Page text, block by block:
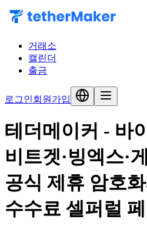
거래소
캘린더
출금
로그인회원가입
테더메이커 - 바
비트겟·빙엑스·
공식 제휴 암호
수수료 셀퍼럴
실시간 정산 · 페이백 플랫
버려지는 수수료로
1,000+₩6.4억
최대 70%